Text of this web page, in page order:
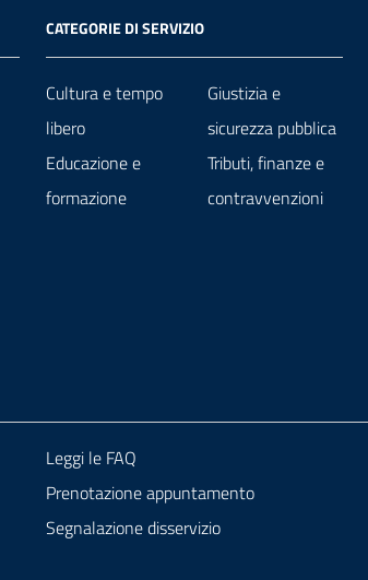
CATEGORIE DI SERVIZIO
Cultura e tempo
libero
Educazione e
formazione
Giustizia e
sicurezza pubblica
Tributi, finanze e
contravvenzioni
Leggi le FAQ
Prenotazione appuntamento
Segnalazione disservizio